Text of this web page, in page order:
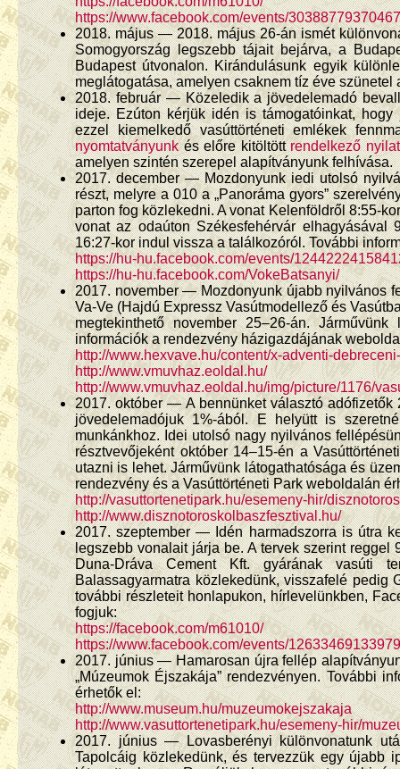
https://www.facebook.com/events/
2018. május — 2018. május 26-án ismét
Somogyország legszebb tájait bejárva, a
Budapest útvonalon. Kirándulásunk egyik
meglátogatása, amelyen csaknem tíz éve szünetel
2018. február — Közeledik a jövedelemadó
ideje. Ezúton kérjük idén is támogatóinkat,
ezzel kiemelkedő vasúttörténeti emlékek
nyomtatványunkés előre kitöltöttrendelkező
amelyen szintén szerepel alapítványunk felhívása.
2017. december — Mozdonyunk iedi utolsó
részt, melyre a 010 a „Panoráma gyors”
parton fog közlekedni. A vonat Kelenföldről 8:55-
vonat az odaúton Székesfehérvár elhagyásával
16:27-kor indul vissza a találkozóról. További
https://hu-hu.facebook.com/events/
https://hu-hu.facebook.com/VokeBatsanyi/
2017. november — Mozdonyunk újabb nyilvános
Va-Ve (Hajdú Expressz Vasútmodellező és
megtekinthető november 25–26-án.
információk a rendezvény házigazdájának
http://www.hexvave.hu/content/x-adventi-
http://www.vmuvhaz.eoldal.hu/
http://www.vmuvhaz.eoldal.hu/img/picture/1176/
2017. október — A bennünket választó adófizetők
jövedelemadójuk 1%-ából. E helyütt is
munkánkhoz. Idei utolsó nagy nyilvános
résztvevőjeként október 14–15-én a
utazni is lehet. Járművünk látogathatósága és
rendezvény és a Vasúttörténeti Park weboldalán
http://vasuttortenetipark.hu/esemeny-hir/
http://www.disznotoroskolbaszfesztival.hu/
2017. szeptember — Idén harmadszorra is útra
legszebb vonalait járja be. A tervek szerint
Duna-Dráva Cement Kft. gyárának vasúti
Balassagyarmatra közlekedünk, visszafelé pedig
további részleteit honlapukon, hírlevelünkben,
fogjuk:
https://facebook.com/m61010/
https://www.facebook.com/events/
2017. június — Hamarosan újra fellép
„Múzeumok Éjszakája” rendezvényen. További
érhetők el:
http://www.museum.hu/muzeumokejszakaja
http://www.vasuttortenetipark.hu/esemeny-hir/
2017. június — Lovasberényi különvonatunk
Tapolcáig közlekedünk, és tervezzük egy újabb